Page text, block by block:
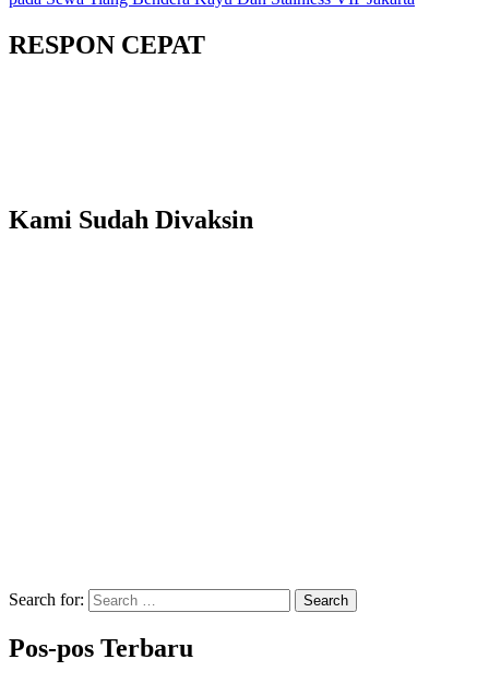
RESPON CEPAT
Kami Sudah Divaksin
Search for: Search
Pos-pos Terbaru